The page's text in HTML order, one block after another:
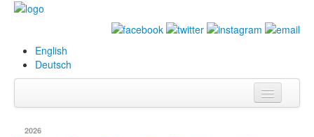
English
Deutsch
2026